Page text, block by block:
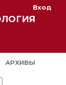
АРХИВЫ
Вход